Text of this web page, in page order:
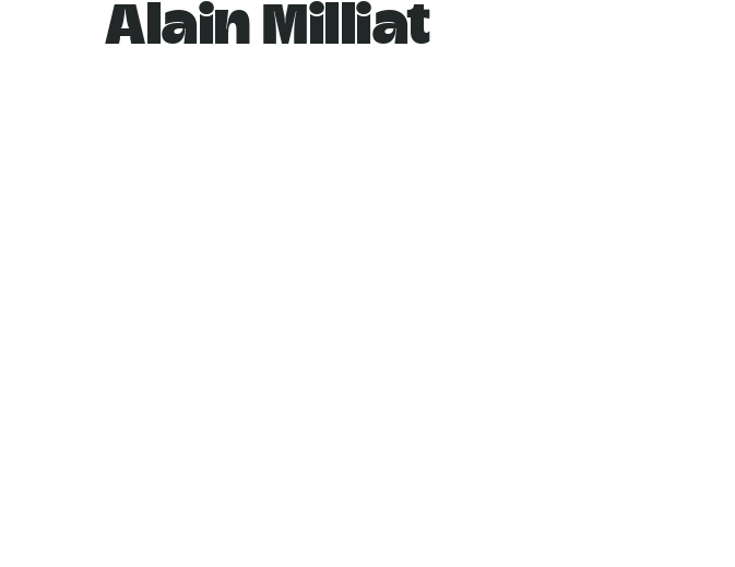
Alain Milliat